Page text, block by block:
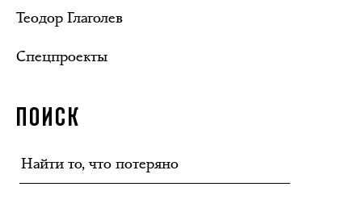
Теодор Глаголев
Спецпроекты
ПОИСК